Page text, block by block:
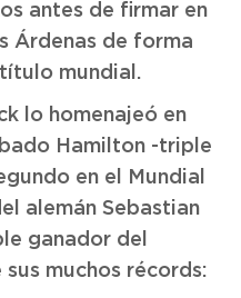
antes de firmar en
Árdenas de forma
mundial.
lo homenajeó en
Hamilton -triple
en el Mundial
alemán Sebastian
ganador del
muchos récords: